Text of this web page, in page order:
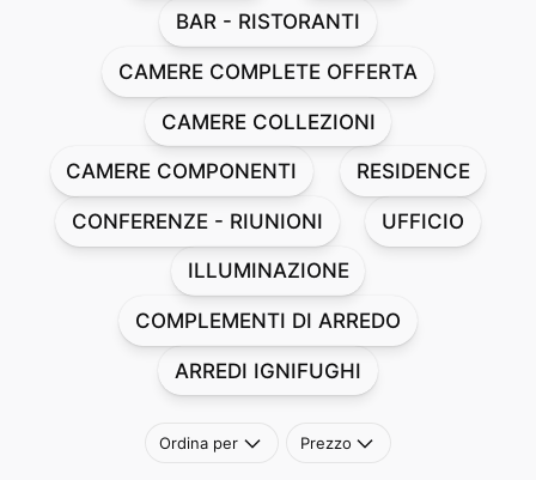
BAR - RISTORANTI
CAMERE COMPLETE OFFERTA
CAMERE COLLEZIONI
CAMERE COMPONENTI RESIDENCE
CONFERENZE - RIUNIONI UFFICIO
ILLUMINAZIONE
COMPLEMENTI DI ARREDO
ARREDI IGNIFUGHI
Ordina per Prezzo